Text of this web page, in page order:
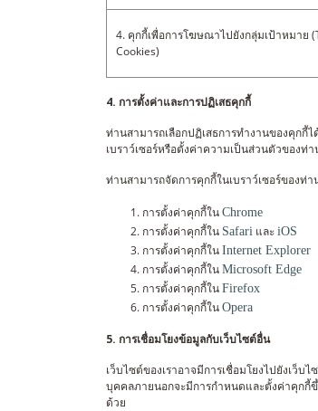
4. คุกกี้เพื่อการโฆษณาไปยังกลุ่มเป้าหมาย
Cookies)
4. การตั้งค่าและการปฏิเสธคุกกี้
ท่านสามารถเลือกปฏิเสธการทำงานของคุกกี้
เบราว์เซอร์หรือตั้งค่าความเป็นส่วนตัวของ
ท่านสามารถจัดการคุกกี้ในเบราว์เซอร์ของท่
การตั้งค่าคุกกี้ใน Chrome
การตั้งค่าคุกกี้ใน Safari และ iOS
การตั้งค่าคุกกี้ใน Internet Explorer
การตั้งค่าคุกกี้ใน Microsoft Edge
การตั้งค่าคุกกี้ใน Firefox
การตั้งค่าคุกกี้ใน Opera
5. การเชื่อมโยงข้อมูลกับเว็บไซต์อื่น
เว็บไซต์ของเราอาจมีการเชื่อมโยงไปยังเว็
บุคคลภายนอกจะมีการกำหนดและตั้งค่าคุกกี้
ด้วย